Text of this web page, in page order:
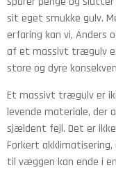
sit eget smukke gulv.
erfaring kan vi, Anders
af et massivt trægulv
store og dyre
Et massivt trægulv er
levende materiale, der
sjældent fejl. Det er
Forkert
til væggen kan ende i